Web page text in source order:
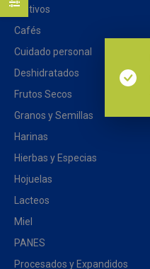
Aditivos
Cafés
Cuidado personal
Deshidratados
Frutos Secos
Granos y Semillas
Harinas
Hierbas y Especias
Hojuelas
Lacteos
Miel
PANES
Procesados y Expandidos